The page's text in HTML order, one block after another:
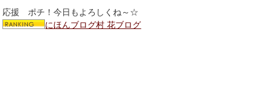
応援 ポチ！今日もよろしくね～☆
にほんブログ村 花ブログ